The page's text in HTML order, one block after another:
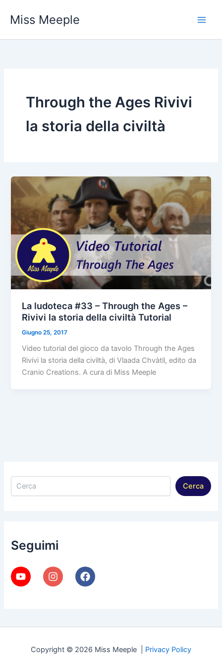
Miss Meeple
Through the Ages Rivivi
la storia della civiltà
La ludoteca #33 – Through the Ages –
Rivivi la storia della civiltà Tutorial
Giugno 25, 2017
Video tutorial del gioco da tavolo Through the Ages
Rivivi la storia della civiltà, di Vlaada Chvàtil, edito da
Cranio Creations. A cura di Miss Meeple
Cerca
Cerca
Seguimi
Copyright © 2026 Miss Meeple | Privacy Policy